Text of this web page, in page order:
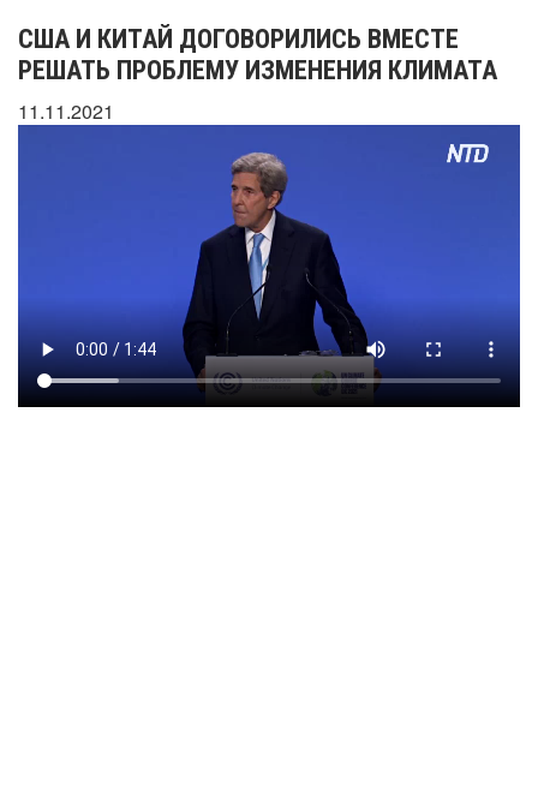
США И КИТАЙ ДОГОВОРИЛИСЬ ВМЕСТЕ
РЕШАТЬ ПРОБЛЕМУ ИЗМЕНЕНИЯ КЛИМАТА
11.11.2021